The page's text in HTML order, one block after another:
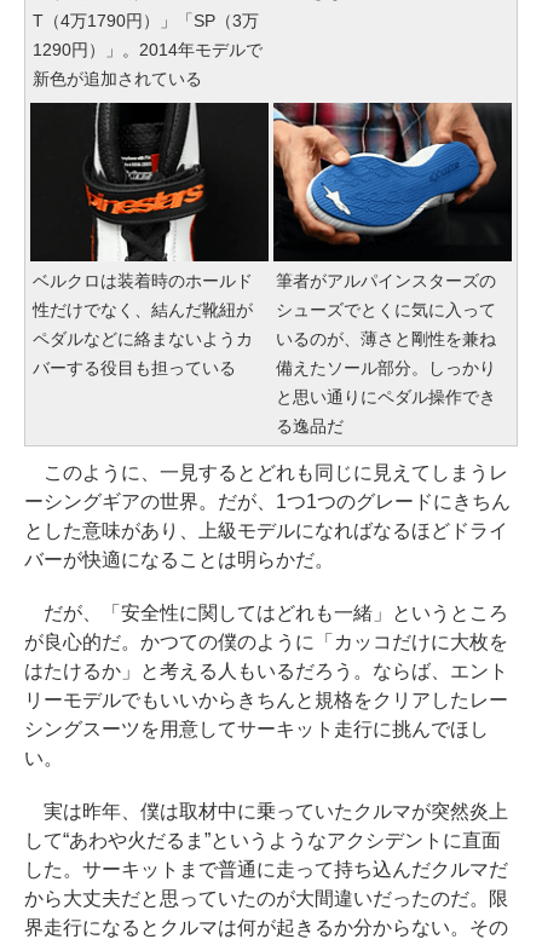
T（4万1790円）」「SP（3万
1290円）」。2014年モデルで
新色が追加されている
ベルクロは装着時のホールド
性だけでなく、結んだ靴紐が
ペダルなどに絡まないようカ
バーする役目も担っている
筆者がアルパインスターズの
シューズでとくに気に入って
いるのが、薄さと剛性を兼ね
備えたソール部分。しっかり
と思い通りにペダル操作でき
る逸品だ
このように、一見するとどれも同じに見えてしまうレ
ーシングギアの世界。だが、1つ1つのグレードにきちん
とした意味があり、上級モデルになればなるほどドライ
バーが快適になることは明らかだ。
だが、「安全性に関してはどれも一緒」というところ
が良心的だ。かつての僕のように「カッコだけに大枚を
はたけるか」と考える人もいるだろう。ならば、エント
リーモデルでもいいからきちんと規格をクリアしたレー
シングスーツを用意してサーキット走行に挑んでほし
い。
実は昨年、僕は取材中に乗っていたクルマが突然炎上
して“あわや火だるま”というようなアクシデントに直面
した。サーキットまで普通に走って持ち込んだクルマだ
から大丈夫だと思っていたのが大間違いだったのだ。限
界走行になるとクルマは何が起きるか分からない。その